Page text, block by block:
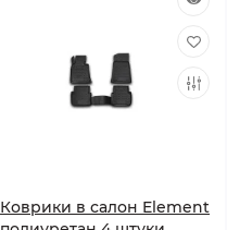
Коврики в салон Element